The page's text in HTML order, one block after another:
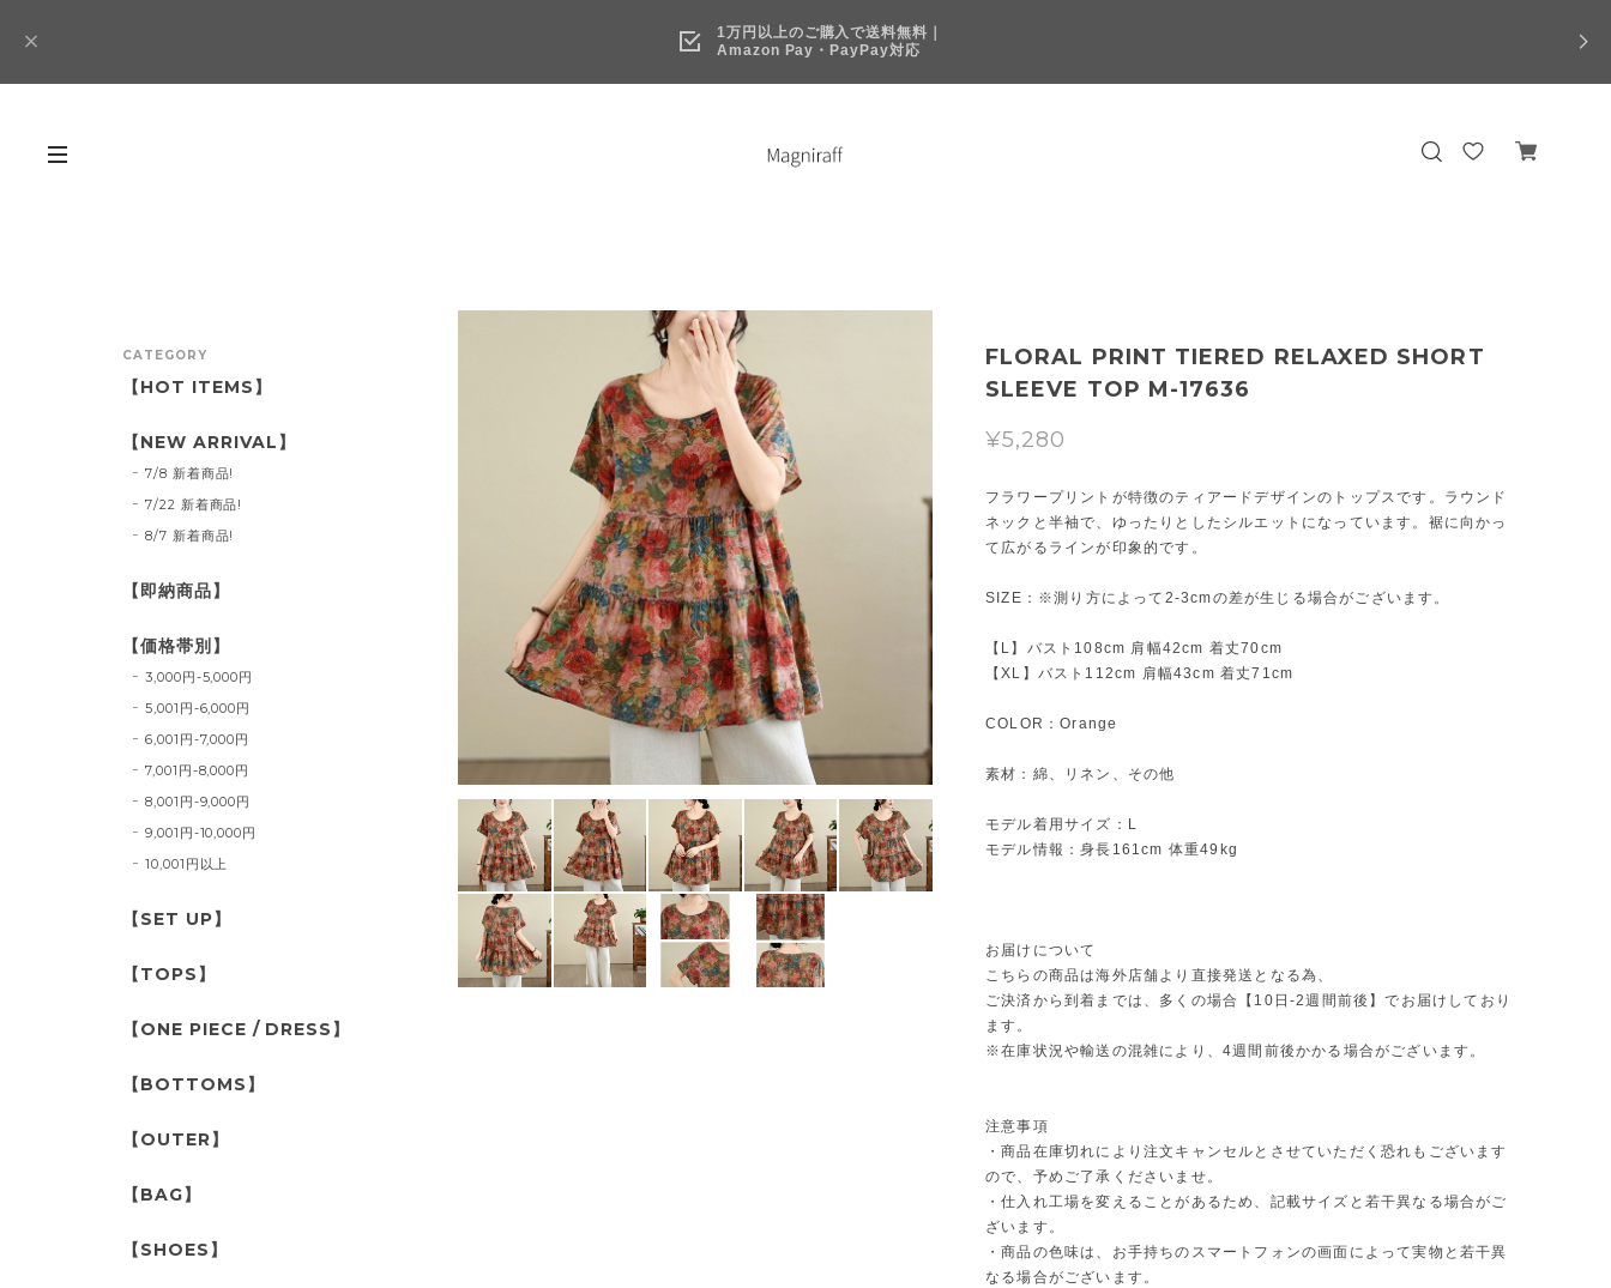
1万円以上のご購入で送料無料｜
Amazon Pay・PayPay対応
FLORAL PRINT TIERED RELAXED SHORT
SLEEVE TOP M-17636
¥5,280
フラワープリントが特徴のティアードデザインのトップスです。ラウンド
ネックと半袖で、ゆったりとしたシルエットになっています。裾に向かっ
て広がるラインが印象的です。
SIZE：※測り方によって2-3cmの差が生じる場合がございます。
【L】バスト108cm 肩幅42cm 着丈70cm
【XL】バスト112cm 肩幅43cm 着丈71cm
COLOR：Orange
素材：綿、リネン、その他
モデル着用サイズ：L
モデル情報：身長161cm 体重49kg
お届けについて
こちらの商品は海外店舗より直接発送となる為、
ご決済から到着までは、多くの場合【10日-2週間前後】でお届けしており
ます。
※在庫状況や輸送の混雑により、4週間前後かかる場合がございます。
注意事項
・商品在庫切れにより注文キャンセルとさせていただく恐れもございます
ので、予めご了承くださいませ。
・仕入れ工場を変えることがあるため、記載サイズと若干異なる場合がご
ざいます。
・商品の色味は、お手持ちのスマートフォンの画面によって実物と若干異
なる場合がございます。
CATEGORY
【HOT ITEMS】
【NEW ARRIVAL】
7/8 新着商品!
7/22 新着商品!
8/7 新着商品!
【即納商品】
【価格帯別】
3,000円-5,000円
5,001円-6,000円
6,001円-7,000円
7,001円-8,000円
8,001円-9,000円
9,001円-10,000円
10,001円以上
【SET UP】
【TOPS】
【ONE PIECE / DRESS】
【BOTTOMS】
【OUTER】
【BAG】
【SHOES】